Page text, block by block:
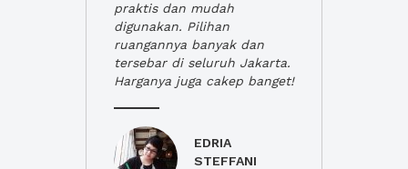
praktis dan mudah
digunakan. Pilihan
ruangannya banyak dan
tersebar di seluruh Jakarta.
Harganya juga cakep banget!
EDRIA
STEFFANI